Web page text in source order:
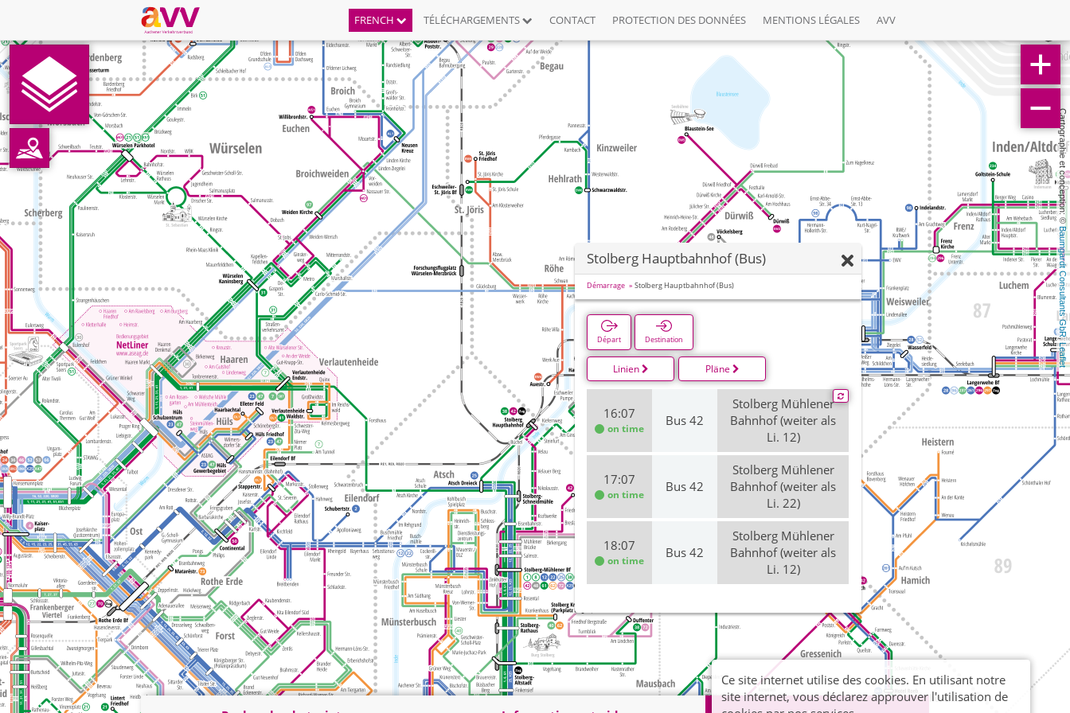
FRENCH TÉLÉCHARGEMENTS CONTACT PROTECTION DES DONNÉES MENTIONS LÉGALES AVV
Cartographie et conception: ©
Baumgardt Consultants GbR
,
Leaflet
Stolberg Hauptbahnhof (Bus)
Démarrage Stolberg Hauptbahnhof (Bus)
Départ Destination
Linien Pläne
16:07
on time
Bus 42
Stolberg Mühlener
Bahnhof (weiter als
Li. 12)
17:07
on time
Bus 42
Stolberg Mühlener
Bahnhof (weiter als
Li. 22)
18:07
on time
Bus 42
Stolberg Mühlener
Bahnhof (weiter als
Li. 12)
Ce site internet utilise des cookies. En utilisant notre
site internet, vous déclarez approuver l'utilisation de